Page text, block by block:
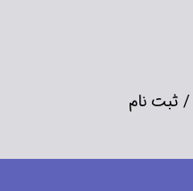
/ ثبت نام